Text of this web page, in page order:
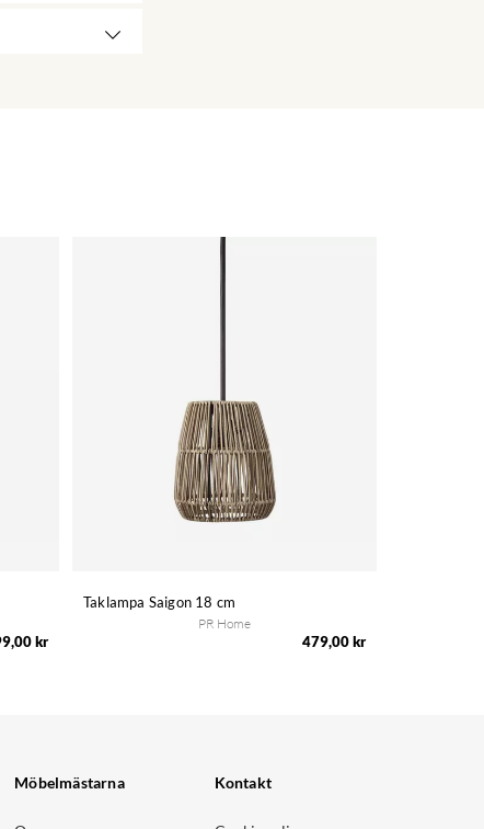
kr
Taklampa Saigon 18 cm
PR Home
479,00 kr
Möbelmästarna Kontakt